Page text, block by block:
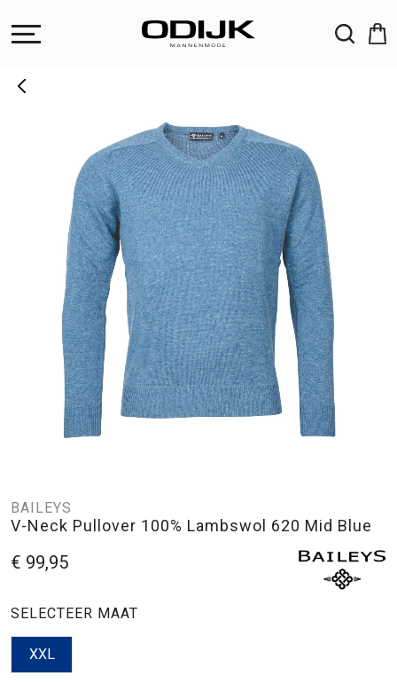
BAILEYS
V-Neck Pullover 100% Lambswol 620 Mid Blue
€ 99,95
SELECTEER MAAT
XXL